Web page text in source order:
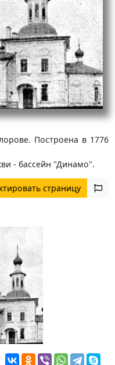
Построена в 1776
- бассейн "Динамо".
страницу